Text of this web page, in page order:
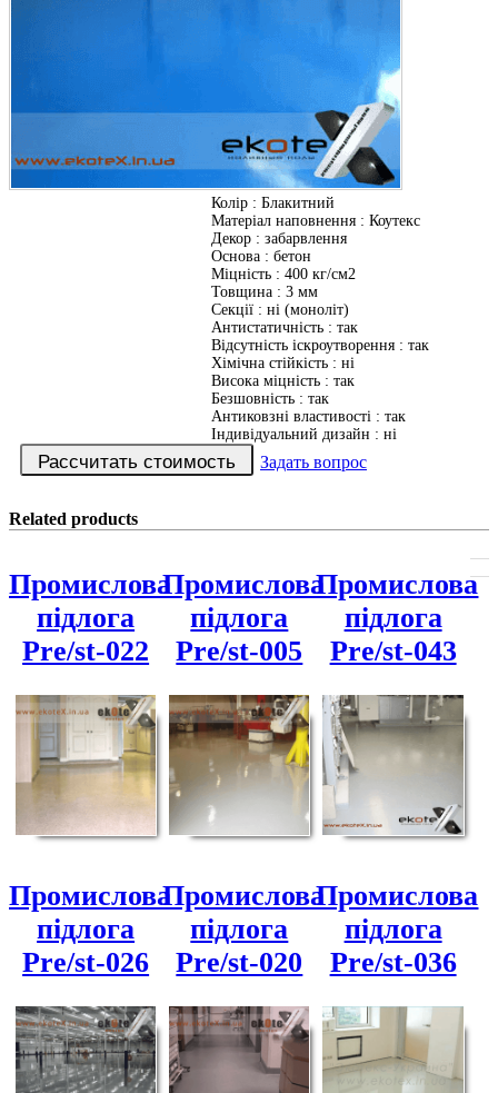
Колір : Блакитний
Матеріал наповнення : Коутекс
Декор : забарвлення
Основа : бетон
Міцність : 400 кг/см2
Товщина : 3 мм
Секції : ні (моноліт)
Антистатичність : так
Відсутність іскроутворення : так
Хімічна стійкість : ні
Висока міцність : так
Безшовність : так
Антиковзні властивості : так
Індивідуальний дизайн : ні
Задать вопрос
Related products
Промислова
підлога
Pre/st-022
Промислова
підлога
Pre/st-005
Промислова
підлога
Pre/st-043
Промислова
підлога
Pre/st-026
Промислова
підлога
Pre/st-020
Промислова
підлога
Pre/st-036